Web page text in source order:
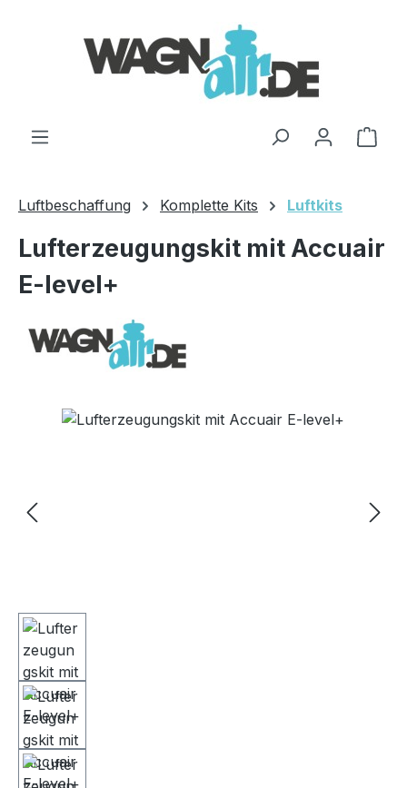
Luftbeschaffung Komplette Kits Luftkits
Lufterzeugungskit mit Accuair
E-level+
Bildergalerie überspringen